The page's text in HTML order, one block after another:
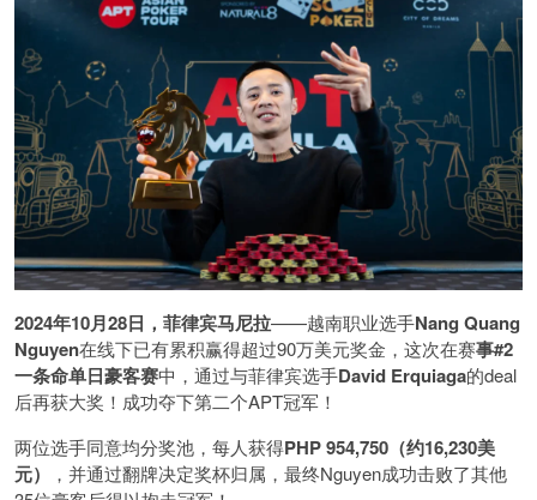
2024年10月28日，菲律宾马尼拉——越南职业选手Nang Quang
Nguyen在线下已有累积赢得超过90万美元奖金，这次在赛事#2
一条命单日豪客赛中，通过与菲律宾选手David Erquiaga的deal
后再获大奖！成功夺下第二个APT冠军！
两位选手同意均分奖池，每人获得PHP 954,750（约16,230美
元）
，并通过翻牌决定奖杯归属，最终Nguyen成功击败了其他